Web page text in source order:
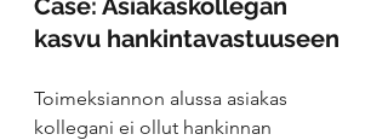
Case: Asiakaskollegan
kasvu hankintavastuuseen
Toimeksiannon alussa asiakas
kollegani ei ollut hankinnan